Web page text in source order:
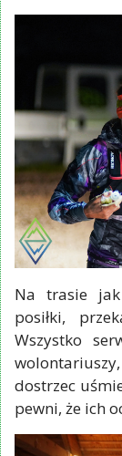
Na trasie jak
posiłki,
Wszystko
dostrzec
pewni, że ich